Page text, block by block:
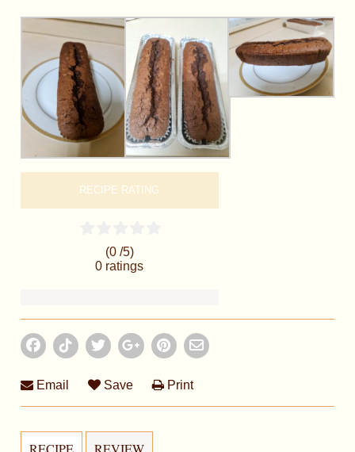
RECIPE RATING
(0 /5)
0 ratings
Email Save Print
RECIPE REVIEW